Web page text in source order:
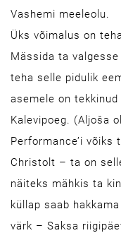
Vashemi meeleolu.
Üks võimalus on
Mässida ta
teha selle pidulik
asemele on tekkinud
Kalevipoeg. (Aljoša
Performance’i
Christolt – ta on
näiteks mähkis ta
küllap saab
värk – Saksa